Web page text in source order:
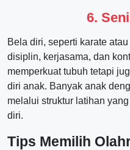
6.
Bela diri, seperti karate
disiplin, kerjasama, dan
memperkuat tubuh tetapi
diri anak. Banyak anak
melalui struktur latihan
diri.
Tips Memilih